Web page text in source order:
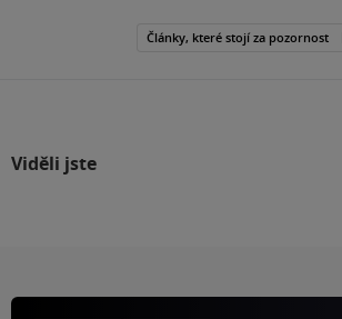
Články, které stojí za pozornost
Viděli jste